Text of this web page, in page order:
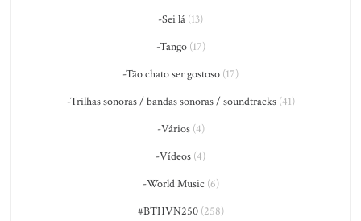
-Sei lá (13)
-Tango(17)
-Tão chato ser gostoso (17)
-Trilhas sonoras / bandas sonoras / soundtracks(41)
-Vários(4)
-Vídeos (4)
-World Music (6)
#BTHVN250(258)